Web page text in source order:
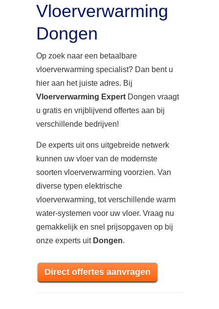
Vloerverwarming
Dongen
Op zoek naar een betaalbare
vloerverwarming specialist? Dan bent u
hier aan het juiste adres. Bij
Vloerverwarming Expert Dongen vraagt
u gratis en vrijblijvend offertes aan bij
verschillende bedrijven!
De experts uit ons uitgebreide netwerk
kunnen uw vloer van de modernste
soorten vloerverwarming voorzien. Van
diverse typen elektrische
vloerverwarming, tot verschillende warm
water-systemen voor uw vloer. Vraag nu
gemakkelijk en snel prijsopgaven op bij
onze experts uit Dongen.
Direct offertes aanvragen